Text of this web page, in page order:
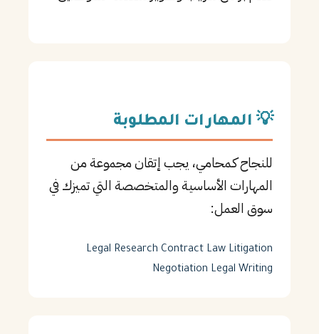
💡 المهارات المطلوبة
للنجاح كـمحامي، يجب إتقان مجموعة من
المهارات الأساسية والمتخصصة التي تميزك في
سوق العمل:
Legal Research Contract Law Litigation
Negotiation Legal Writing